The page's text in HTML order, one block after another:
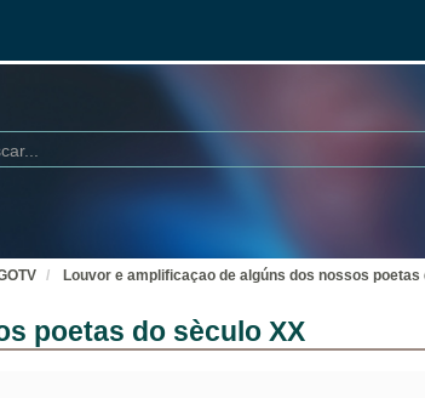
Louvor e amplificaçao de algúns dos nossos poetas
poetas do sèculo XX